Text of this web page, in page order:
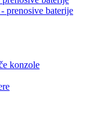
prenosive baterije
konzole